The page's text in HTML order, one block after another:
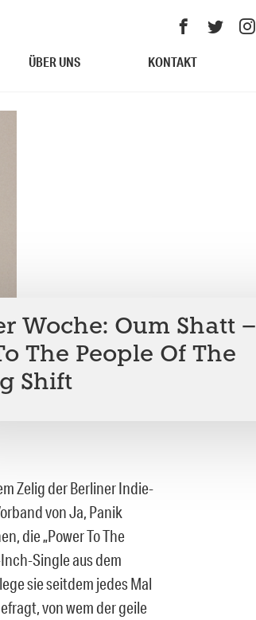
ÜBER UNS KONTAKT
Woche: Oum Shatt –
The People Of The
Shift
Zelig der Berliner Indie-
von Ja, Panik
die „Power To The
Single aus dem
sie seitdem jedes Mal
von wem der geile